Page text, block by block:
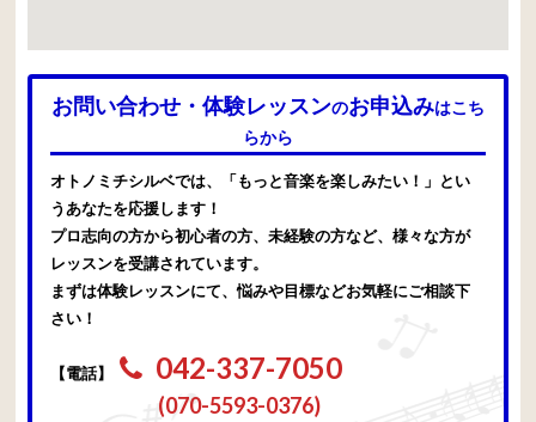
お問い合わせ・体験レッスンのお申込みはこち
らから
オトノミチシルベでは、「もっと音楽を楽しみたい！」とい
うあなたを応援します！
プロ志向の方から初心者の方、未経験の方など、様々な方が
レッスンを受講されています。
まずは体験レッスンにて、悩みや目標などお気軽にご相談下
さい！
【電話】 042-337-7050
(070-5593-0376)